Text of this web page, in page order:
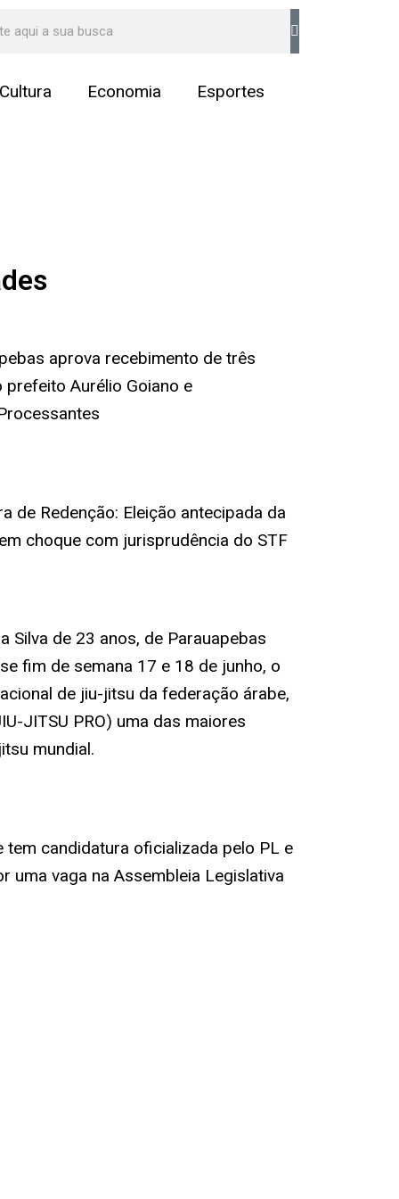
Cultura Economia
Esportes
aprova recebimento de três
prefeito Aurélio Goiano e
de Redenção: Eleição antecipada da
choque com jurisprudência do STF
Silva de 23 anos, de Parauapebas
fim de semana 17 e 18 de junho, o
de jiu-jitsu da federação árabe,
JITSU PRO) uma das maiores
mundial.
tem candidatura oficializada pelo PL e
uma vaga na Assembleia Legislativa